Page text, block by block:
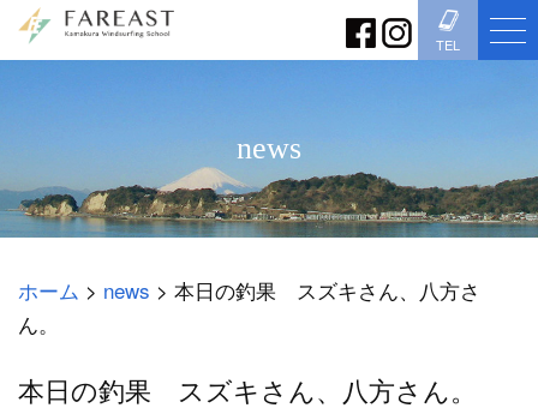
TEL
news
ホーム > news > 本日の釣果 スズキさん、八方さ
ん。
本日の釣果 スズキさん、八方さん。